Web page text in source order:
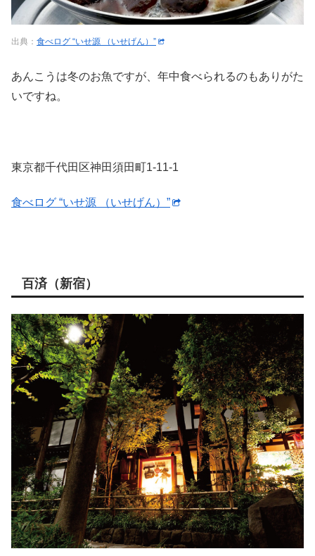
出典： 食べログ “いせ源 （いせげん）”
あんこうは冬のお魚ですが、年中食べられるのもありがた
いですね。
東京都千代田区神田須田町1-11-1
食べログ “いせ源 （いせげん）”
百済（新宿）